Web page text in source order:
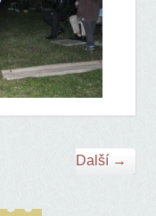
Další →